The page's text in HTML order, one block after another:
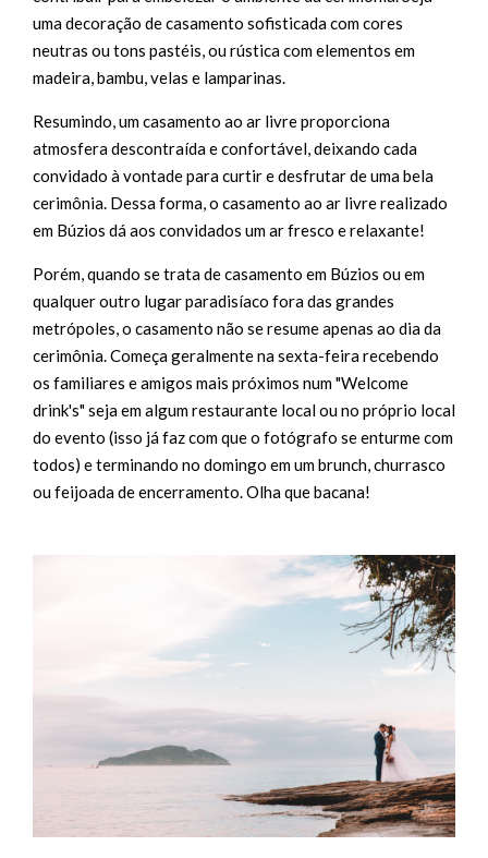
uma decoração de casamento sofisticada com cores
neutras ou tons pastéis, ou rústica com elementos em
madeira, bambu, velas e lamparinas.
Resumindo, um casamento ao ar livre proporciona
atmosfera descontraída e confortável, deixando cada
convidado à vontade para curtir e desfrutar de uma bela
cerimônia. Dessa forma, o casamento ao ar livre realizado
em Búzios dá aos convidados um ar fresco e relaxante!
Porém, quando se trata de casamento em Búzios ou em
qualquer outro lugar paradisíaco fora das grandes
metrópoles, o casamento não se resume apenas ao dia da
cerimônia. Começa geralmente na sexta-feira recebendo
os familiares e amigos mais próximos num "Welcome
drink's" seja em algum restaurante local ou no próprio local
do evento (isso já faz com que o fotógrafo se enturme com
todos) e terminando no domingo em um brunch, churrasco
ou feijoada de encerramento. Olha que bacana!